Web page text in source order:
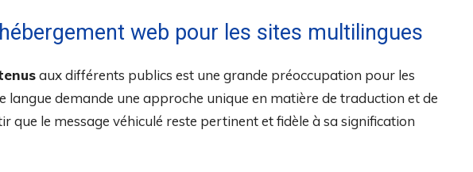
web pour les sites multilingues
aux différents publics est une grande préoccupation pour les
langue demande une approche unique en matière de traduction et de
que le message véhiculé reste pertinent et fidèle à sa signification